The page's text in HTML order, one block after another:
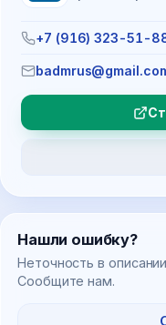
+7 (916) 323-51-
Нашли ошибку?
Неточность в
Сообщите нам.